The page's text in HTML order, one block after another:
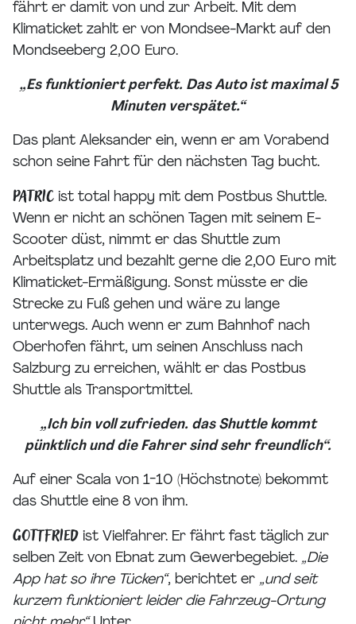
fährt er damit von und zur Arbeit. Mit dem
Klimaticket zahlt er von Mondsee-Markt auf den
Mondseeberg 2,00 Euro.
„Es funktioniert perfekt. Das Auto ist maximal 5
Minuten verspätet.“
Das plant Aleksander ein, wenn er am Vorabend
schon seine Fahrt für den nächsten Tag bucht.
Patric ist total happy mit dem Postbus Shuttle.
Wenn er nicht an schönen Tagen mit seinem E-
Scooter düst, nimmt er das Shuttle zum
Arbeitsplatz und bezahlt gerne die 2,00 Euro mit
Klimaticket-Ermäßigung. Sonst müsste er die
Strecke zu Fuß gehen und wäre zu lange
unterwegs. Auch wenn er zum Bahnhof nach
Oberhofen fährt, um seinen Anschluss nach
Salzburg zu erreichen, wählt er das Postbus
Shuttle als Transportmittel.
„Ich bin voll zufrieden. das Shuttle kommt
pünktlich und die Fahrer sind sehr freundlich“.
Auf einer Scala von 1-10 (Höchstnote) bekommt
das Shuttle eine 8 von ihm.
Gottfried ist Vielfahrer. Er fährt fast täglich zur
selben Zeit von Ebnat zum Gewerbegebiet. „Die
App hat so ihre Tücken“, berichtet er „und seit
kurzem funktioniert leider die Fahrzeug-Ortung